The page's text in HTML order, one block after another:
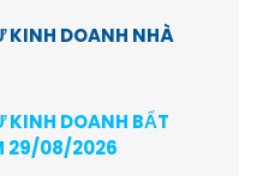
KINH DOANH NHÀ
KINH DOANH BẤT
29/08/2026